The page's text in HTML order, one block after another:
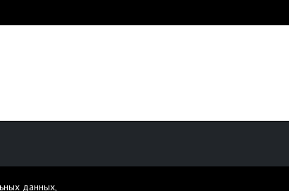
данных,